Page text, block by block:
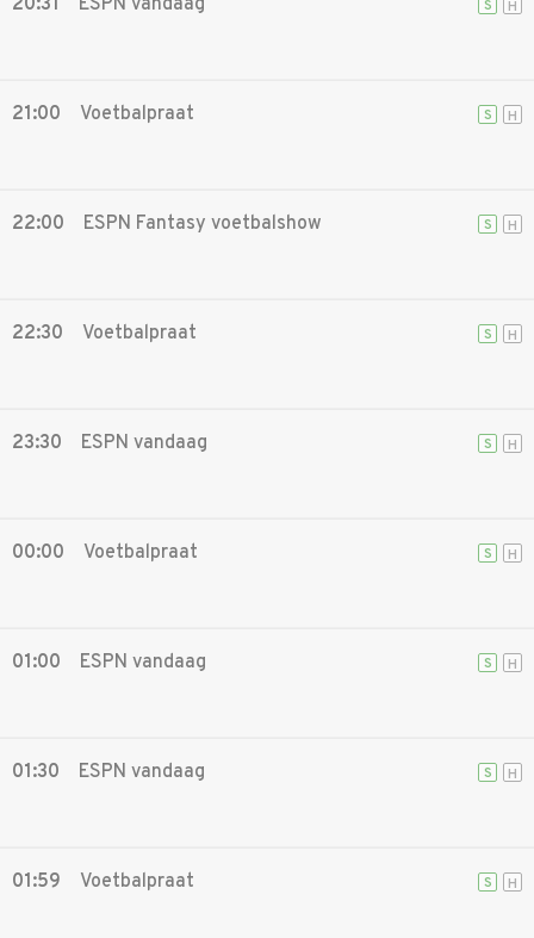
20:31 ESPN vandaag S H
21:00 Voetbalpraat S H
22:00 ESPN Fantasy voetbalshow S H
22:30 Voetbalpraat S H
23:30 ESPN vandaag S H
00:00 Voetbalpraat S H
01:00 ESPN vandaag S H
01:30 ESPN vandaag S H
01:59 Voetbalpraat S H